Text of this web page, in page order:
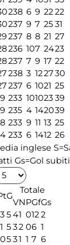
238 6 9 2222
237 9 7 2531
237 8 8 21 27
236 107 2423
237 7 9 17 22
238 3 122730
237 6 1021 25
233 10102339
235 4 142039
233 9 11 13 25
233 6 1412 26
inglese
Gs=Gol subiti
G
Totale
VNPGfGs
541 0122
532 06 1
531 1 7 6